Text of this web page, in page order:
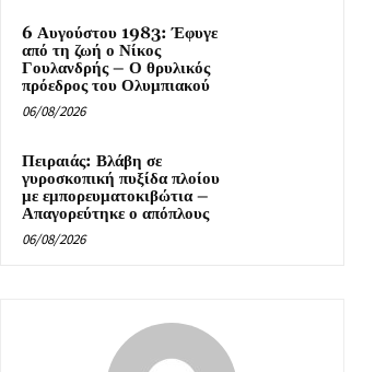
6 Αυγούστου 1983: Έφυγε
από τη ζωή ο Νίκος
Γουλανδρής – Ο θρυλικός
πρόεδρος του Ολυμπιακού
06/08/2026
Πειραιάς: Βλάβη σε
γυροσκοπική πυξίδα πλοίου
με εμπορευματοκιβώτια –
Απαγορεύτηκε ο απόπλους
06/08/2026